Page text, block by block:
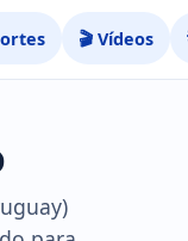
🎬 Vídeos